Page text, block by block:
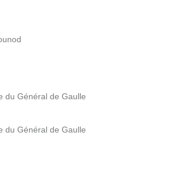
du Général de Gaulle
du Général de Gaulle